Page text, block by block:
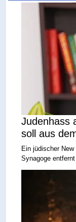
Judenhass
soll aus
Ein jüdischer
Synagoge